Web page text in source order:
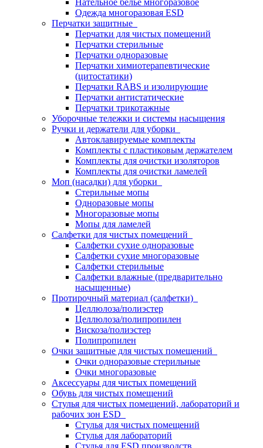
Нательное белье многоразовое
Одежда многоразовая ESD
Перчатки защитные
Перчатки для чистых помещений
Перчатки стерильные
Перчатки одноразовые
Перчатки химиотерапевтические
(цитостатики)
Перчатки RABS и изолирующие
Перчатки антистатические
Перчатки трикотажные
Уборочные тележки и системы насыщения
Ручки и держатели для уборки
Автоклавируемые комплекты
Комплекты с пластиковым держателем
Комплекты для очистки изоляторов
Комплекты для очистки ламелей
Моп (насадки) для уборки
Стерильные мопы
Одноразовые мопы
Многоразовые мопы
Мопы для ламелей
Салфетки для чистых помещений
Салфетки сухие одноразовые
Салфетки сухие многоразовые
Салфетки стерильные
Салфетки влажные (предварительно
насыщенные)
Протирочный материал (салфетки)
Целлюлоза/полиэстер
Целлюлоза/полипропилен
Вискоза/полиэстер
Полипропилен
Очки защитные для чистых помещений
Очки одноразовые стерильные
Очки многоразовые
Аксессуары для чистых помещений
Обувь для чистых помещений
Стулья для чистых помещений, лабораторий и
рабочих зон ESD
Стулья для чистых помещений
Стулья для лабораторий